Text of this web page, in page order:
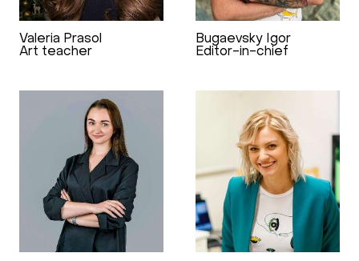
Valeria Prasol
Art teacher
Bugaevsky Igor
Editor-in-chief